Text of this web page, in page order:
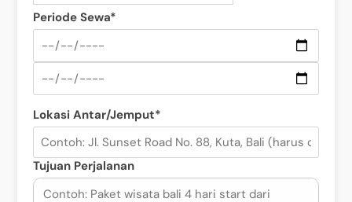
Periode Sewa*
Lokasi Antar/Jemput*
Tujuan Perjalanan